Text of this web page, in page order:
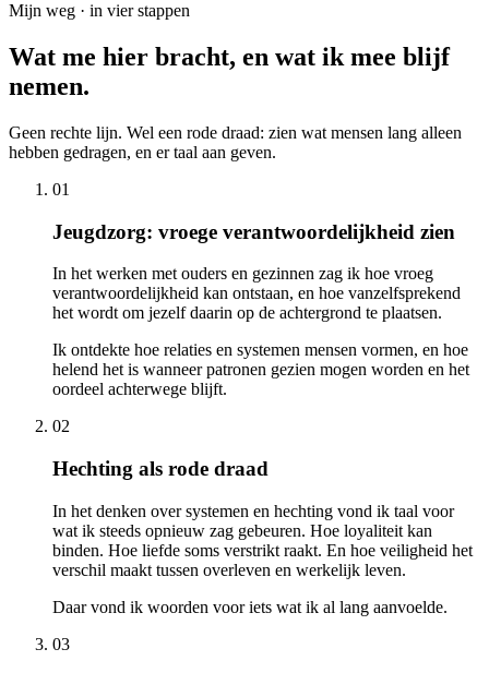
Mijn weg · in vier stappen
Wat me hier bracht, en wat ik mee blijf
nemen.
Geen rechte lijn. Wel een rode draad: zien wat mensen lang alleen
hebben gedragen, en er taal aan geven.
01
Jeugdzorg: vroege verantwoordelijkheid zien
In het werken met ouders en gezinnen zag ik hoe vroeg
verantwoordelijkheid kan ontstaan, en hoe vanzelfsprekend
het wordt om jezelf daarin op de achtergrond te plaatsen.
Ik ontdekte hoe relaties en systemen mensen vormen, en hoe
helend het is wanneer patronen gezien mogen worden en het
oordeel achterwege blijft.
02
Hechting als rode draad
In het denken over systemen en hechting vond ik taal voor
wat ik steeds opnieuw zag gebeuren. Hoe loyaliteit kan
binden. Hoe liefde soms verstrikt raakt. En hoe veiligheid het
verschil maakt tussen overleven en werkelijk leven.
Daar vond ik woorden voor iets wat ik al lang aanvoelde.
03